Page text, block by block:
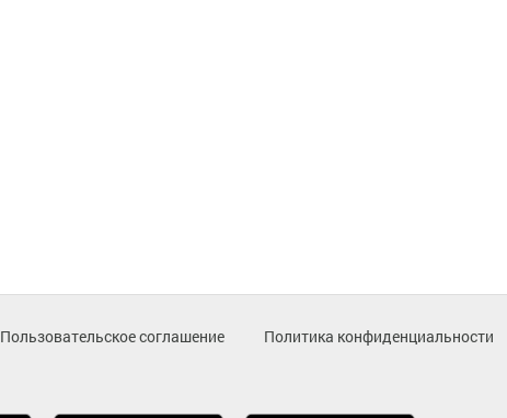
Пользовательское соглашение
Политика конфиденциальности